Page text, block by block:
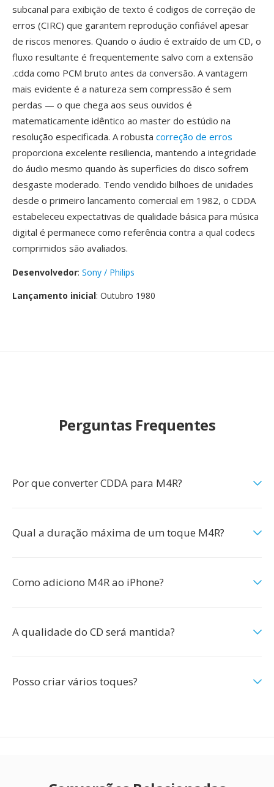
subcanal para exibição de texto é codigos de correção de
erros (CIRC) que garantem reprodução confiável apesar
de riscos menores. Quando o áudio é extraído de um CD, o
fluxo resultante é frequentemente salvo com a extensão
.cdda como PCM bruto antes da conversão. A vantagem
mais evidente é a natureza sem compressão é sem
perdas — o que chega aos seus ouvidos é
matematicamente idêntico ao master do estúdio na
resolução especificada. A robusta correção de erros
proporciona excelente resiliencia, mantendo a integridade
do áudio mesmo quando às superficies do disco sofrem
desgaste moderado. Tendo vendido bilhoes de unidades
desde o primeiro lancamento comercial em 1982, o CDDA
estabeleceu expectativas de qualidade básica para música
digital é permanece como referência contra a qual codecs
comprimidos são avaliados.
Desenvolvedor: Sony / Philips
Lançamento inicial: Outubro 1980
Perguntas Frequentes
Por que converter CDDA para M4R?
Qual a duração máxima de um toque M4R?
Como adiciono M4R ao iPhone?
A qualidade do CD será mantida?
Posso criar vários toques?